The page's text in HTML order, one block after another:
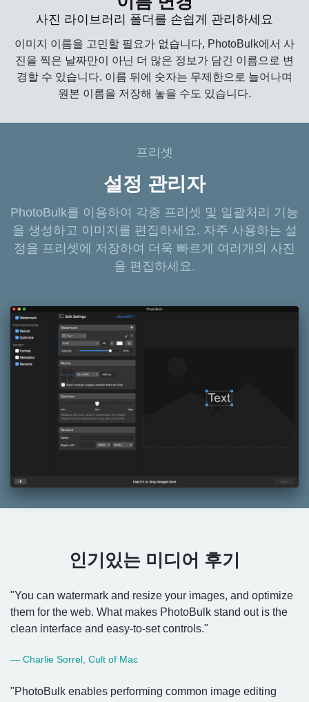
사진 라이브러리 폴더를 손쉽게 관리하세요
이미지 이름을 고민할 필요가 없습니다, PhotoBulk에서 사
진을 찍은 날짜만이 아닌 더 많은 정보가 담긴 이름으로 변
경할 수 있습니다. 이름 뒤에 숫자는 무제한으로 늘어나며
원본 이름을 저장해 놓을 수도 있습니다.
프리셋
설정 관리자
PhotoBulk를 이용하여 각종 프리셋 및 일괄처리 기능
을 생성하고 이미지를 편집하세요. 자주 사용하는 설
정을 프리셋에 저장하여 더욱 빠르게 여러개의 사진
을 편집하세요.
인기있는 미디어 후기
"You can watermark and resize your images, and optimize
them for the web. What makes PhotoBulk stand out is the
clean interface and easy-to-set controls."
— Charlie Sorrel, Cult of Mac
"PhotoBulk enables performing common image editing